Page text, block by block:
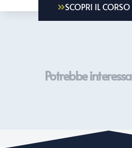
SCOPRI IL
Potrebbe